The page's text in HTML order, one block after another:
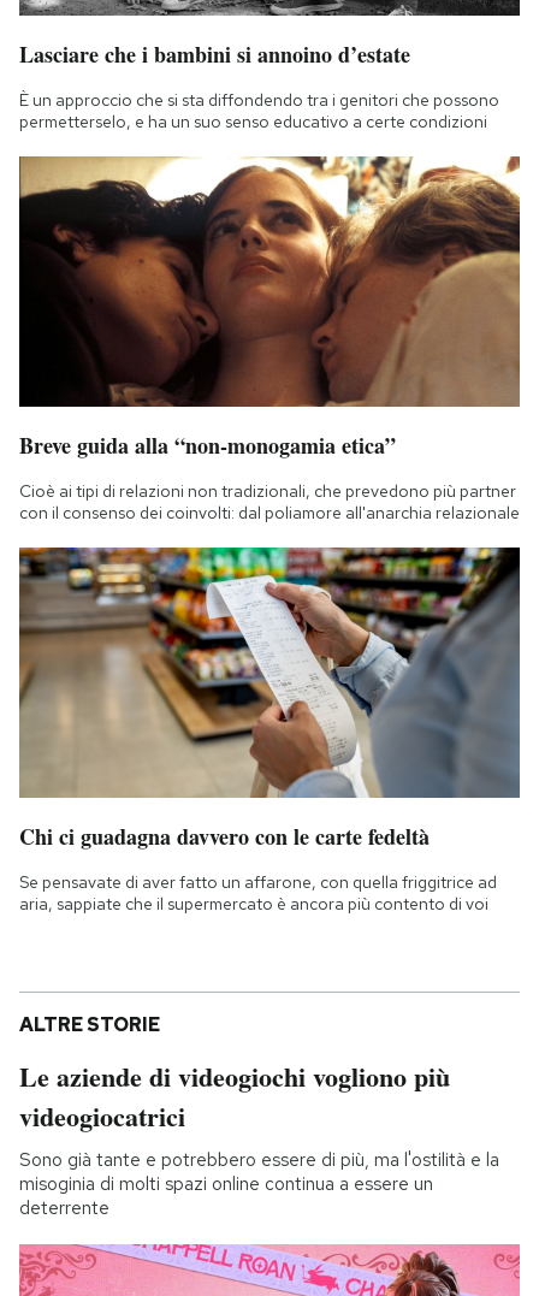
Lasciare che i bambini si annoino d’estate
È un approccio che si sta diffondendo tra i genitori che possono
permetterselo, e ha un suo senso educativo a certe condizioni
Breve guida alla “non-monogamia etica”
Cioè ai tipi di relazioni non tradizionali, che prevedono più partner
con il consenso dei coinvolti: dal poliamore all'anarchia relazionale
Chi ci guadagna davvero con le carte fedeltà
Se pensavate di aver fatto un affarone, con quella friggitrice ad
aria, sappiate che il supermercato è ancora più contento di voi
ALTRE STORIE
Le aziende di videogiochi vogliono più
videogiocatrici
Sono già tante e potrebbero essere di più, ma l'ostilità e la
misoginia di molti spazi online continua a essere un
deterrente